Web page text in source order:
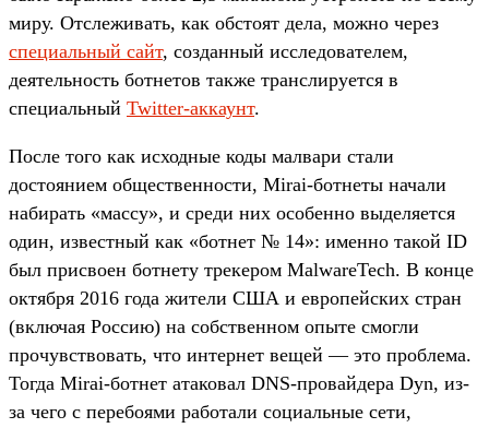
миру. Отслеживать, как обстоят дела, можно через
специальный сайт, созданный исследователем,
деятельность ботнетов также транслируется в
специальный Twitter-аккаунт.
После того как исходные коды малвари стали
достоянием общественности, Mirai-ботнеты начали
набирать «массу», и среди них особенно выделяется
один, известный как «ботнет № 14»: именно такой ID
был присвоен ботнету трекером MalwareTech. В конце
октября 2016 года жители США и европейских стран
(включая Россию) на собственном опыте смогли
прочувствовать, что интернет вещей — это проблема.
Тогда Mirai-ботнет атаковал DNS-провайдера Dyn, из-
за чего с перебоями работали социальные сети,